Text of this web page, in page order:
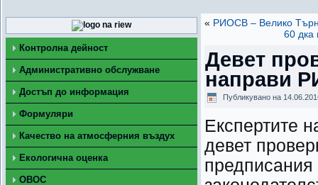
Контролна дейност
Административно обслужване
Достъп до информация
Формуляри
Качество на атмосферния въздух
Екологична оценка
ОВОС
« РИОСВ – Велико
60 дка
Девет
направи
Публикувано на
Експертите
девет
предписания